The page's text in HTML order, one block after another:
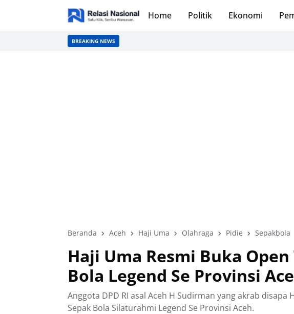
Home Politik Ekonomi
BREAKING NEWS
Beranda Aceh Haji Uma Olahraga Pidie Sepakbola
Haji Uma Resmi Buka
Bola Legend Se Provinsi
Anggota DPD RI asal Aceh H Sudirman yang akrab
Sepak Bola Silaturahmi Legend Se Provinsi Aceh.